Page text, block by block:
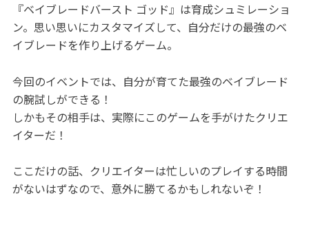
『ベイブレードバースト ゴッド』は育成シュミレーショ
ン。思い思いにカスタマイズして、自分だけの最強のベ
イブレードを作り上げるゲーム。
今回のイベントでは、自分が育てた最強のベイブレード
の腕試しができる！
しかもその相手は、実際にこのゲームを手がけたクリエ
イターだ！
ここだけの話、クリエイターは忙しいのプレイする時間
がないはずなので、意外に勝てるかもしれないぞ！